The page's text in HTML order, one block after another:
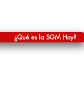
¿Qué es la SGM Hoy?